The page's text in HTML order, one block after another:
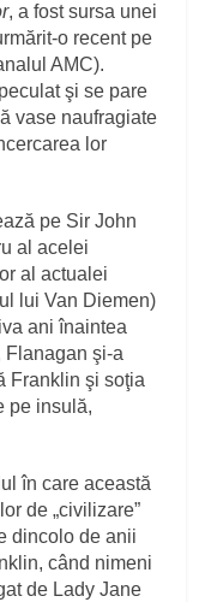
, a fost sursa unei
o recent pe
AMC).
şi se pare
vase naufragiate
lor
pe Sir John
al acelei
al actualei
lui Van Diemen)
ani înaintea
Flanagan şi-a
Franklin şi soţia
pe insulă,
în care această
de „civilizare”
dincolo de anii
când nimeni
de Lady Jane